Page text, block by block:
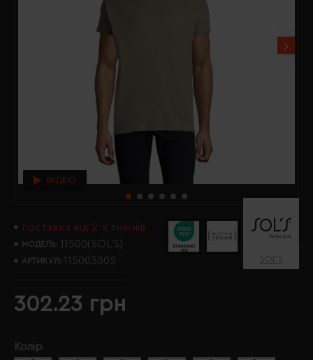
ВІДЕО
поставка від 2-х тижнів
МОДЕЛЬ: 11500(SOL’S)
АРТИКУЛ: 11500330S SOL’S
302.23 грн
Колір